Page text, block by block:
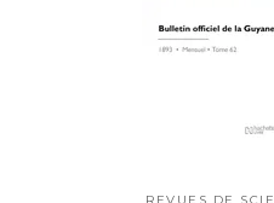
REVUES DE